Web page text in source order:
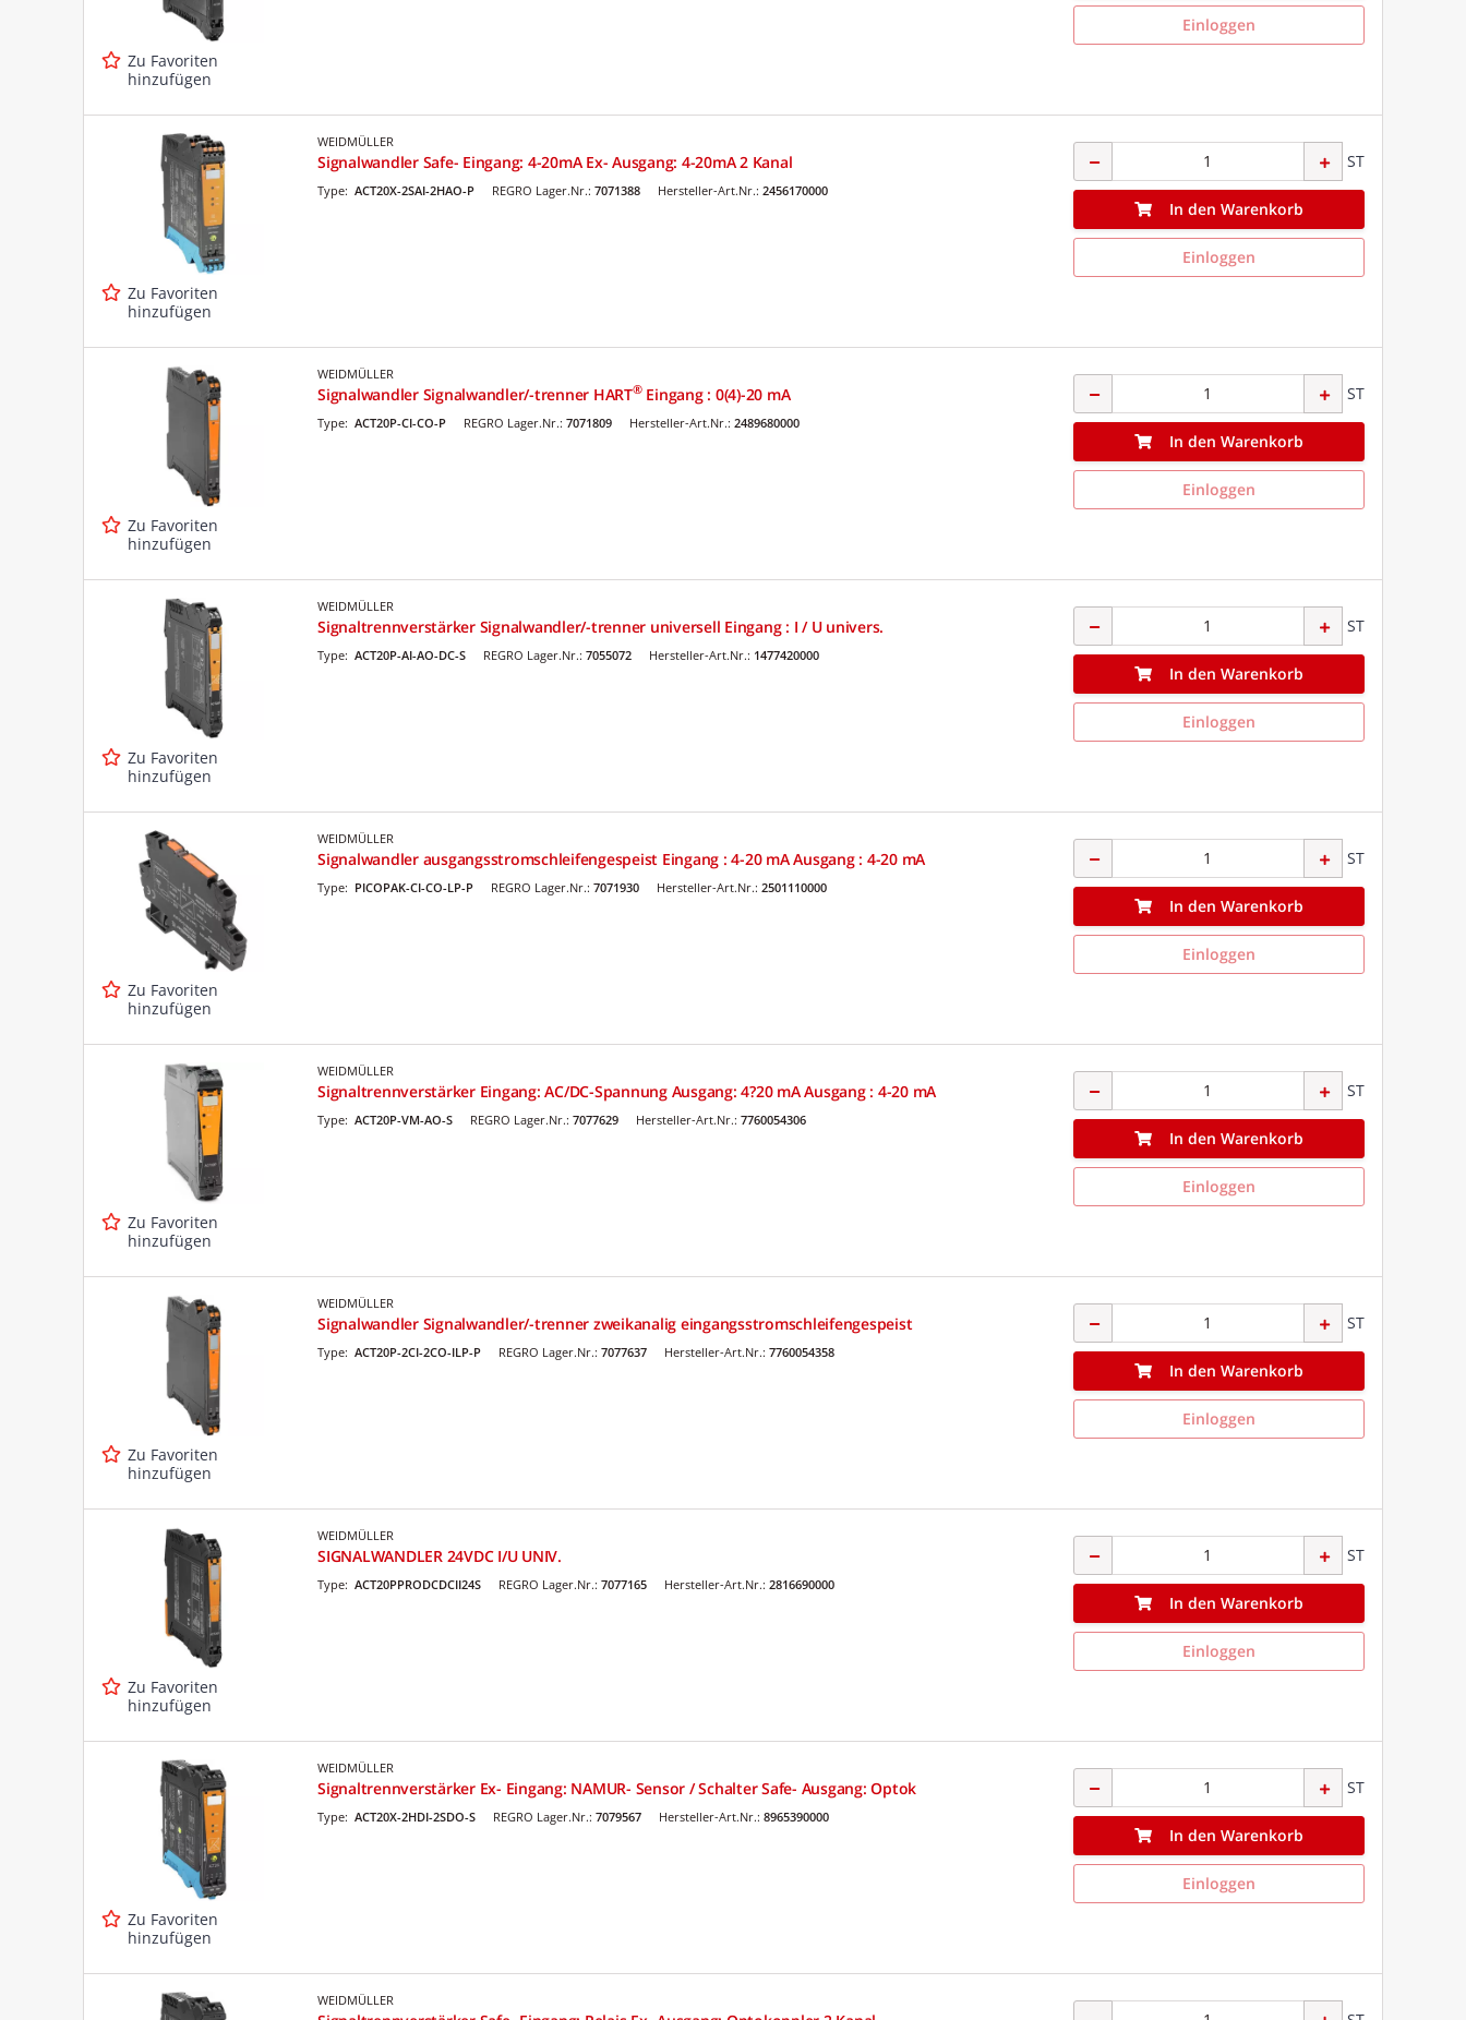
Zu Favoriten
hinzufügen
Einloggen
Zu Favoriten
hinzufügen
WEIDMÜLLER
Signalwandler Safe- Eingang: 4-20mA Ex- Ausgang: 4-20mA 2 Kanal
REGRO Lager.Nr.: 7071388
Type: ACT20X-2SAI-2HAO-P Hersteller-Art.Nr.: 2456170000
ST
In den Warenkorb
Einloggen
Zu Favoriten
hinzufügen
WEIDMÜLLER
Signalwandler Signalwandler/-trenner HART®Eingang : 0(4)-20 mA
REGRO Lager.Nr.: 7071809
Type: ACT20P-CI-CO-P Hersteller-Art.Nr.: 2489680000
ST
In den Warenkorb
Einloggen
Zu Favoriten
hinzufügen
WEIDMÜLLER
Signaltrennverstärker Signalwandler/-trenner universell Eingang : I / U univers.
REGRO Lager.Nr.: 7055072
Type: ACT20P-AI-AO-DC-S Hersteller-Art.Nr.: 1477420000
ST
In den Warenkorb
Einloggen
Zu Favoriten
hinzufügen
WEIDMÜLLER
Signalwandler ausgangsstromschleifengespeist Eingang : 4-20 mA Ausgang : 4-20 mA
REGRO Lager.Nr.: 7071930
Type: PICOPAK-CI-CO-LP-P Hersteller-Art.Nr.: 2501110000
ST
In den Warenkorb
Einloggen
Zu Favoriten
hinzufügen
WEIDMÜLLER
Signaltrennverstärker Eingang: AC/DC-Spannung Ausgang: 4?20 mA Ausgang : 4-20 mA
REGRO Lager.Nr.: 7077629
Type: ACT20P-VM-AO-S Hersteller-Art.Nr.: 7760054306
ST
In den Warenkorb
Einloggen
Zu Favoriten
hinzufügen
WEIDMÜLLER
Signalwandler Signalwandler/-trenner zweikanalig eingangsstromschleifengespeist
REGRO Lager.Nr.: 7077637
Type: ACT20P-2CI-2CO-ILP-P Hersteller-Art.Nr.: 7760054358
ST
In den Warenkorb
Einloggen
Zu Favoriten
hinzufügen
WEIDMÜLLER
SIGNALWANDLER 24VDC I/U UNIV.
REGRO Lager.Nr.: 7077165
Type: ACT20PPRODCDCII24S Hersteller-Art.Nr.: 2816690000
ST
In den Warenkorb
Einloggen
Zu Favoriten
hinzufügen
WEIDMÜLLER
Signaltrennverstärker Ex- Eingang: NAMUR- Sensor / Schalter Safe- Ausgang: Optok
REGRO Lager.Nr.: 7079567
Type: ACT20X-2HDI-2SDO-S Hersteller-Art.Nr.: 8965390000
ST
In den Warenkorb
Einloggen
WEIDMÜLLER